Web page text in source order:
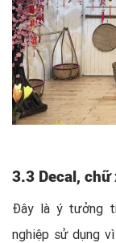
3.3 Decal,
Đây là ý tưởng
nghiệp sử dụng